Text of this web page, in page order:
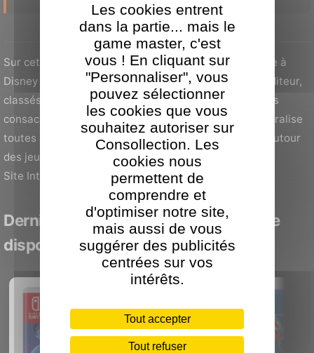
Sur cette page, retrouvez l’ensemble de l’actualité liée à
Disney Interactive, avec les derniers jeux vidéo de l’éditeur,
classés par plateforme, ainsi que nos tests et dossiers
consacrés à ses principales licences. Cette page centralise
toutes les sorties, annonces et contenus éditoriaux autour
des jeux Disney Interactive.
Site Internet :
www.disney.fr
Derniers jeux vidéo Disney Interactive
disponibles
Les cookies entrent
dans la partie... mais le
game master, c'est
vous ! En cliquant sur
"Personnaliser", vous
pouvez sélectionner
les cookies que vous
souhaitez autoriser sur
Consollection. Les
cookies nous
permettent de
comprendre et
d'optimiser notre site,
mais aussi de vous
suggérer des publicités
centrées sur vos
intérêts.
Tout accepter
Tout refuser